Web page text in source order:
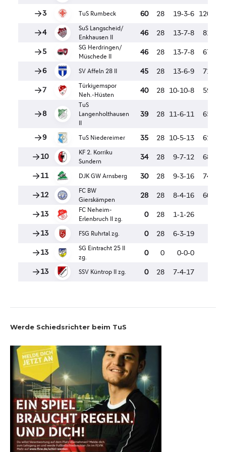
Werde Schiedsrichter beim TuS